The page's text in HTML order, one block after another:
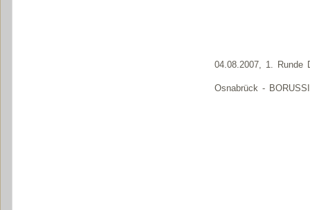
04.08.2007, 1. Runde
Osnabrück -